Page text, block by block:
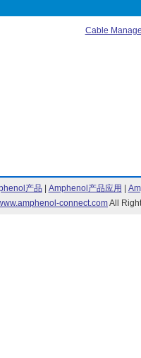
Cable
产品 Amphenol产品应用
connect.comAll